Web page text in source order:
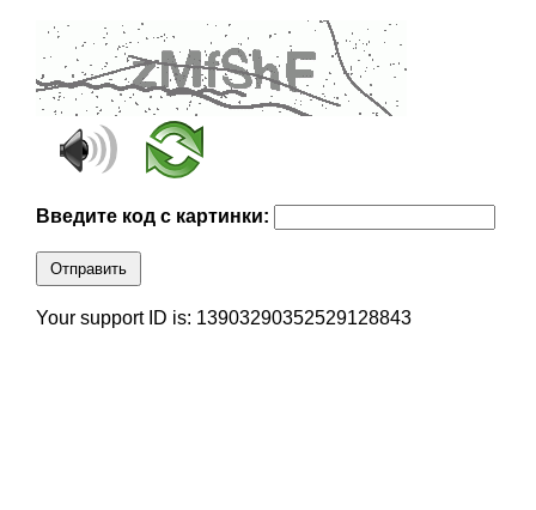
Введите код с картинки:
Отправить
Your support ID is: 13903290352529128843